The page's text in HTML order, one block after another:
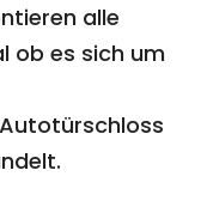
alle
ob es sich um